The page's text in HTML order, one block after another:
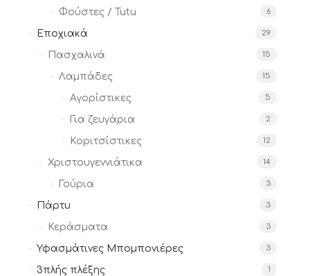
Φούστες / Tutu 6
Εποχιακά 29
Πασχαλινά 15
Λαμπάδες 15
Αγορίστικες 5
Για ζευγάρια 2
Κοριτσίστικες 12
Χριστουγεννιάτικα 14
Γούρια 3
Πάρτυ 3
Κεράσματα 3
Υφασμάτινες Μπομπονιέρες 3
3πλής πλέξης 1